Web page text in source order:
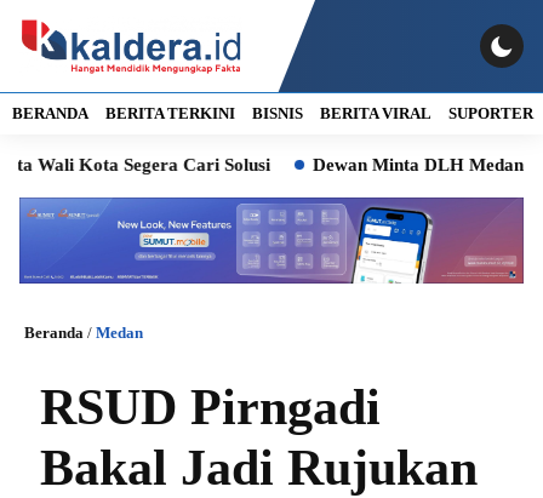
BERANDA BERITA TERKINI BISNIS BERITA VIRAL SUPORTER
Kota Segera Cari Solusi Dewan Minta DLH Medan
Beranda / Medan
RSUD Pirngadi
Bakal Jadi Rujukan